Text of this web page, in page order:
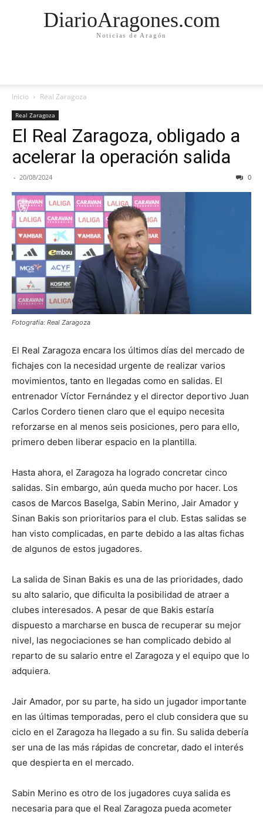
DiarioAragones.com
Noticias de Aragón
Inicio Real Zaragoza
Real Zaragoza
El Real Zaragoza, obligado a
acelerar la operación salida
- 20/08/2024 0
Fotografía: Real Zaragoza
El Real Zaragoza encara los últimos días del mercado de
fichajes con la necesidad urgente de realizar varios
movimientos, tanto en llegadas como en salidas. El
entrenador Víctor Fernández y el director deportivo Juan
Carlos Cordero tienen claro que el equipo necesita
reforzarse en al menos seis posiciones, pero para ello,
primero deben liberar espacio en la plantilla.
Hasta ahora, el Zaragoza ha logrado concretar cinco
salidas. Sin embargo, aún queda mucho por hacer. Los
casos de Marcos Baselga, Sabin Merino, Jair Amador y
Sinan Bakis son prioritarios para el club. Estas salidas se
han visto complicadas, en parte debido a las altas fichas
de algunos de estos jugadores.
La salida de Sinan Bakis es una de las prioridades, dado
su alto salario, que dificulta la posibilidad de atraer a
clubes interesados. A pesar de que Bakis estaría
dispuesto a marcharse en busca de recuperar su mejor
nivel, las negociaciones se han complicado debido al
reparto de su salario entre el Zaragoza y el equipo que lo
adquiera.
Jair Amador, por su parte, ha sido un jugador importante
en las últimas temporadas, pero el club considera que su
ciclo en el Zaragoza ha llegado a su fin. Su salida debería
ser una de las más rápidas de concretar, dado el interés
que despierta en el mercado.
Sabin Merino es otro de los jugadores cuya salida es
necesaria para que el Real Zaragoza pueda acometer